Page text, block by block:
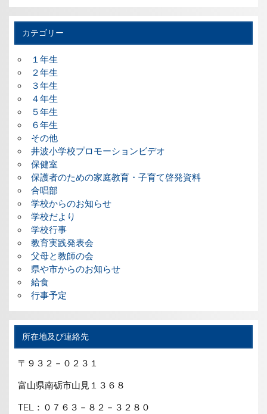
カテゴリー
１年生
２年生
３年生
４年生
５年生
６年生
その他
井波小学校プロモーションビデオ
保健室
保護者のための家庭教育・子育て啓発資料
合唱部
学校からのお知らせ
学校だより
学校行事
教育実践発表会
父母と教師の会
県や市からのお知らせ
給食
行事予定
所在地及び連絡先
〒９３２－０２３１
富山県南砺市山見１３６８
TEL：０７６３－８２－３２８０